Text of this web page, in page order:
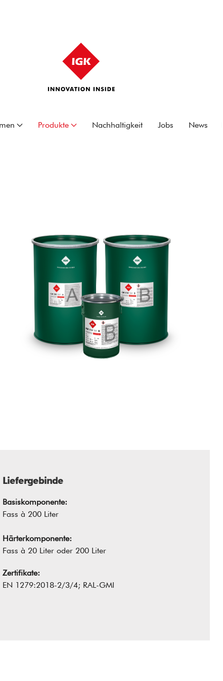
Produkte Nachhaltigkeit Jobs News
Liefergebinde
Basiskomponente:
Fass à 200 Liter
Härterkomponente:
Fass à 20 Liter oder 200 Liter
Zertifikate:
EN 1279:2018-2/3/4; RAL-GMI